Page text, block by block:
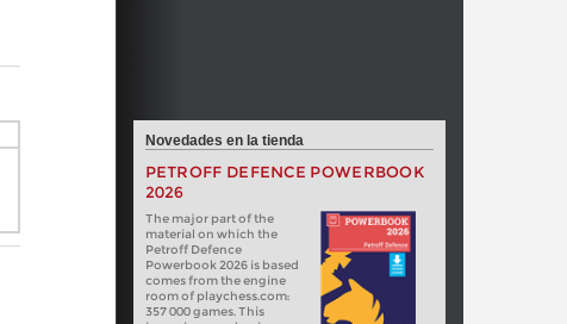
Novedades en la tienda
PETROFF DEFENCE POWERBOOK
2026
The major part of the
material on which the
Petroff Defence
Powerbook 2026 is based
comes from the engine
room of playchess.com:
357 000 games. This